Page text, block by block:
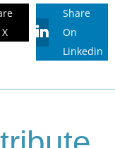
Share
On
Linkedin